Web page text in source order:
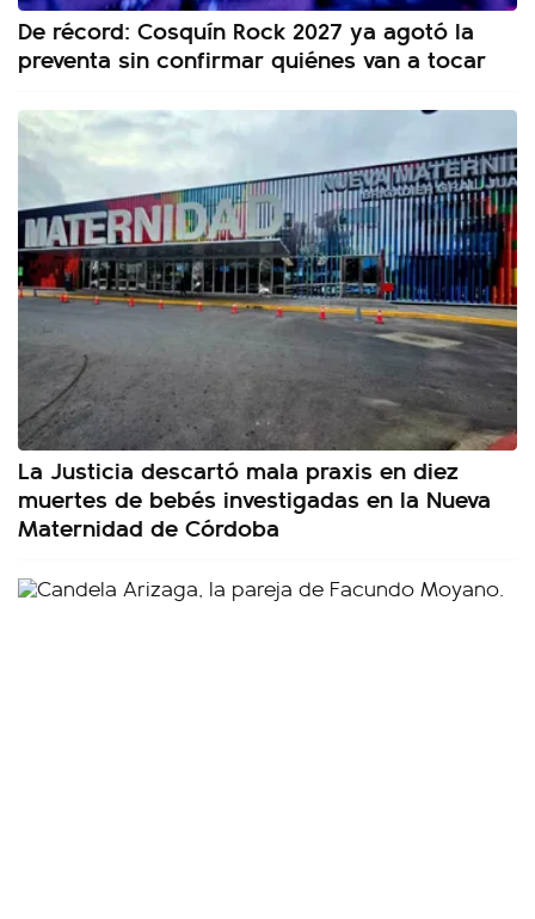
De récord: Cosquín Rock 2027 ya agotó la
preventa sin confirmar quiénes van a tocar
La Justicia descartó mala praxis en diez
muertes de bebés investigadas en la Nueva
Maternidad de Córdoba